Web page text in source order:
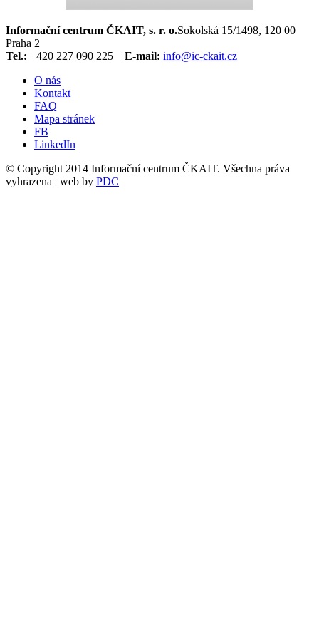
Informační centrum ČKAIT, s. r. o.Sokolská 15/1498, 120 00
Praha 2
Tel.: +420 227 090 225 E-mail: info@ic-ckait.cz
O nás
Kontakt
FAQ
Mapa stránek
FB
LinkedIn
© Copyright 2014 Informační centrum ČKAIT. Všechna práva
vyhrazena | web by PDC